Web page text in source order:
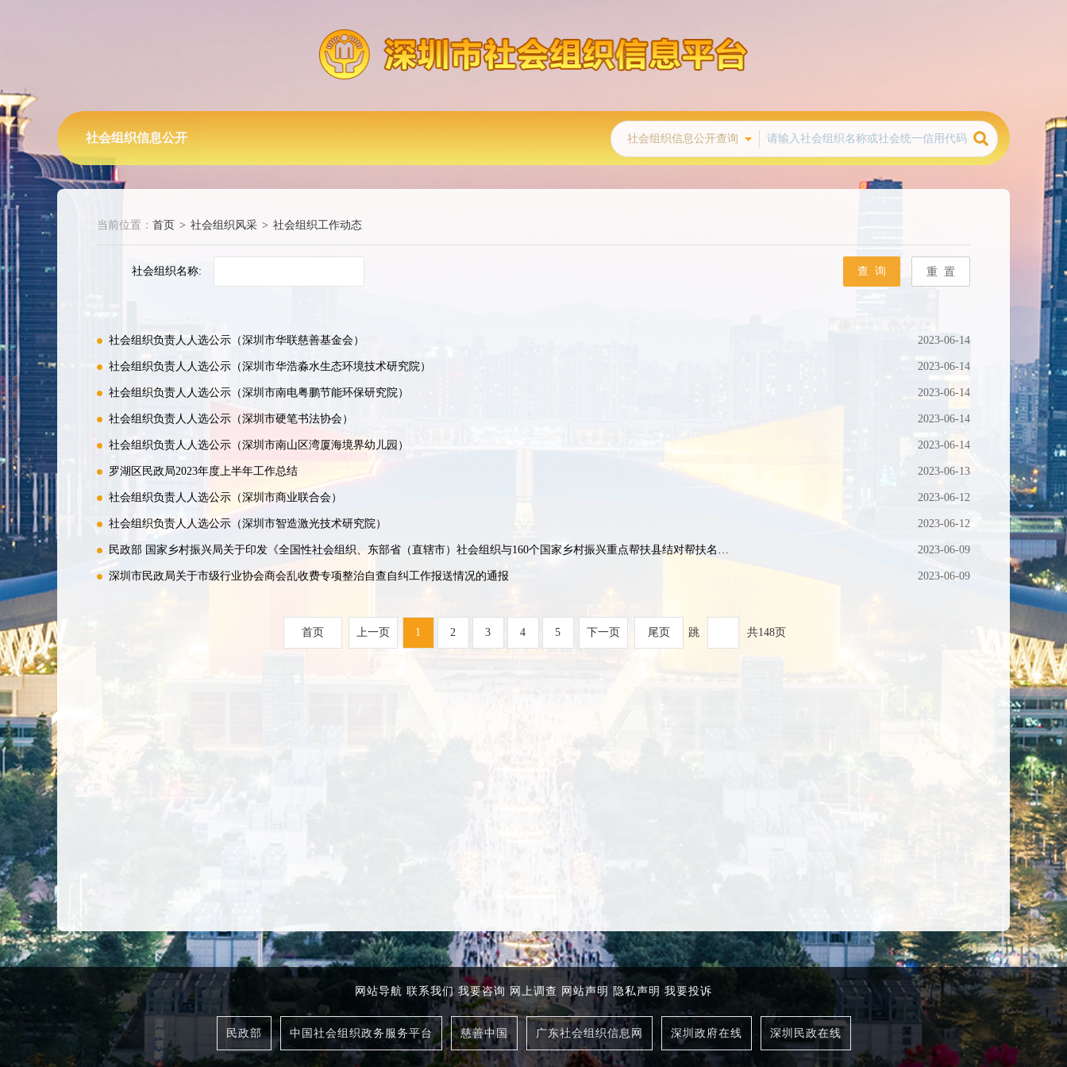
社会组织信息公开 社会组织信息公开查询
当前位置： 首页 > 社会组织风采 > 社会组织工作动态
社会组织名称: 查 询 重 置
社会组织负责人人选公示（深圳市华联慈善基金会） 2023-06-14
社会组织负责人人选公示（深圳市华浩淼水生态环境技术研究院） 2023-06-14
社会组织负责人人选公示（深圳市南电粤鹏节能环保研究院） 2023-06-14
社会组织负责人人选公示（深圳市硬笔书法协会） 2023-06-14
社会组织负责人人选公示（深圳市南山区湾厦海境界幼儿园） 2023-06-14
罗湖区民政局2023年度上半年工作总结 2023-06-13
社会组织负责人人选公示（深圳市商业联合会） 2023-06-12
社会组织负责人人选公示（深圳市智造激光技术研究院） 2023-06-12
民政部 国家乡村振兴局关于印发《全国性社会组织、东部省（直辖市）社会组织与160个国家乡村振兴重点帮扶县结对帮扶名单》的通知 2023-06-09
深圳市民政局关于市级行业协会商会乱收费专项整治自查自纠工作报送情况的通报 2023-06-09
首页 上一页 1 2 3 4 5 下一页 尾页 跳 共148页
网站导航 联系我们 我要咨询 网上调查 网站声明 隐私声明 我要投诉
民政部 中国社会组织政务服务平台 慈善中国 广东社会组织信息网 深圳政府在线 深圳民政在线